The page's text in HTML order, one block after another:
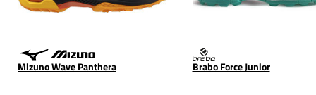
Mizuno Wave Panthera Brabo Force Junior